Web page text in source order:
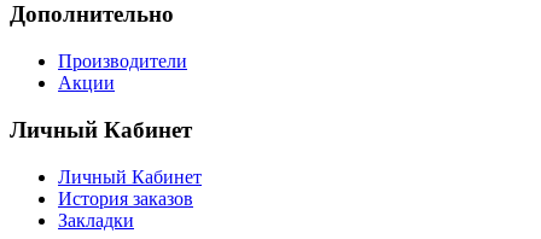
Дополнительно
Производители
Акции
Личный Кабинет
Личный Кабинет
История заказов
Закладки